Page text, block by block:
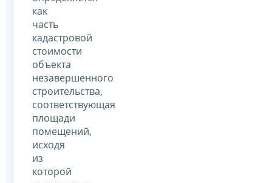
как
часть
кадастровой
стоимости
объекта
незавершенного
строительства,
соответствующая
площади
помещений,
исходя
из
которой